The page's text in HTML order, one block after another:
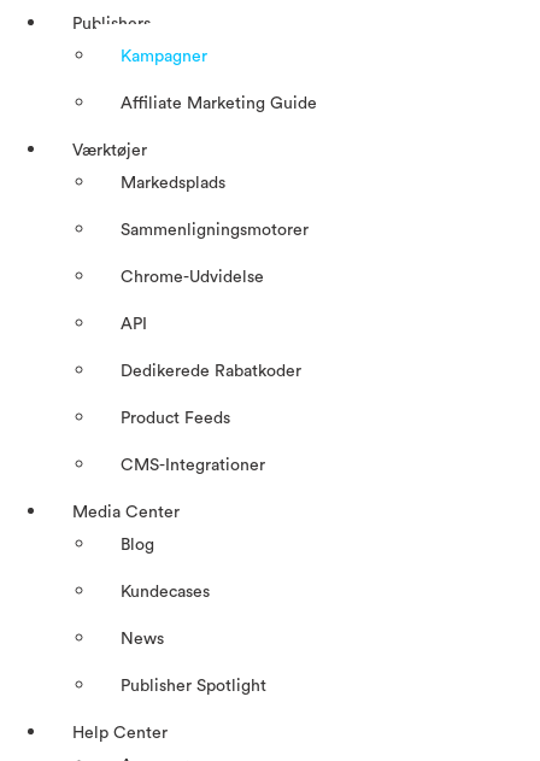
Publishers
Kampagner
Affiliate Marketing Guide
Værktøjer
Markedsplads
Sammenligningsmotorer
Chrome-Udvidelse
API
Dedikerede Rabatkoder
Product Feeds
CMS-Integrationer
Media Center
Blog
Kundecases
News
Publisher Spotlight
Help Center